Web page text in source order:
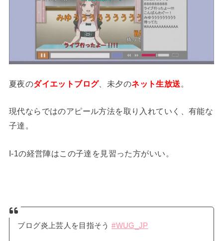
夏夜のダイエットブログ、未夕のネット生放送 。
現代ならではのアピール方法を取り入れていく、有能な
子達。
I-1の経営陣はこの子達を見習った方がいい。
ブログ炎上芸人を目指そう#WUG_JP